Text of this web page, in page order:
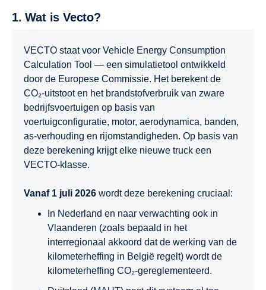
1. Wat is Vecto?
VECTO staat voor Vehicle Energy Consumption
Calculation Tool — een simulatietool ontwikkeld
door de Europese Commissie. Het berekent de
CO₂-uitstoot en het brandstofverbruik van zware
bedrijfsvoertuigen op basis van
voertuigconfiguratie, motor, aerodynamica, banden,
as-verhouding en rijomstandigheden. Op basis van
deze berekening krijgt elke nieuwe truck een
VECTO-klasse.
Vanaf 1 juli 2026 wordt deze berekening cruciaal:
In Nederland en naar verwachting ook in
Vlaanderen (zoals bepaald in het
interregionaal akkoord dat de werking van de
kilometerheffing in België regelt) wordt de
kilometerheffing CO₂-gereglementeerd.